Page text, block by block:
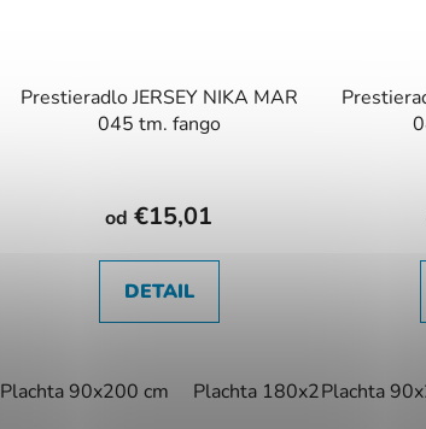
Prestieradlo JERSEY NIKA MAR
045 tm. fango
od €15,01
DETAIL
Plachta 90x200 cm Plachta 180x200 cm
Plachta